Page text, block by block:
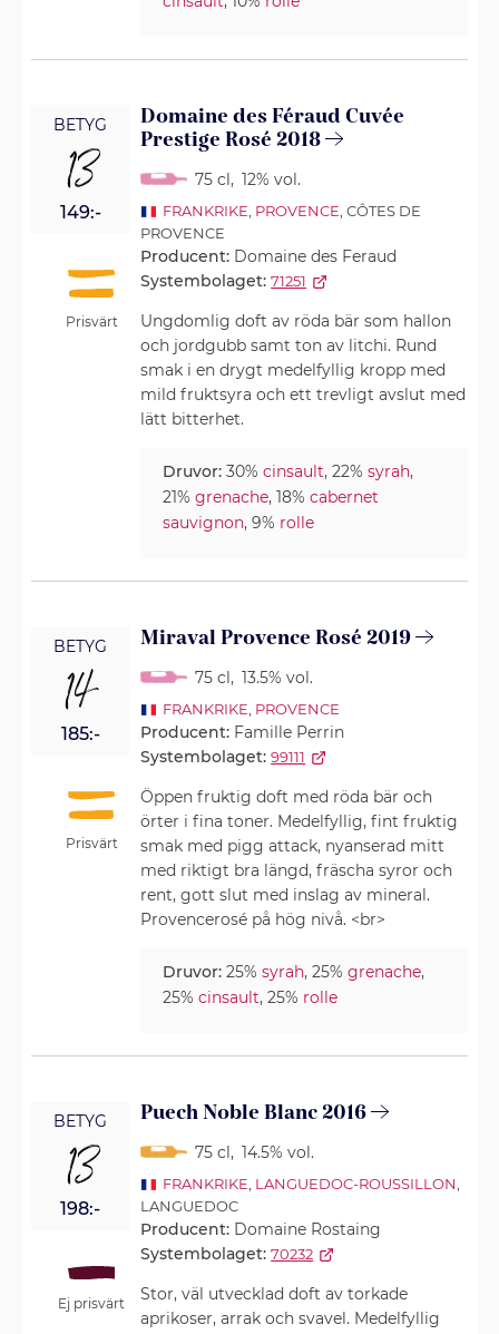
BETYG
13
149:-
Prisvärt
Domaine des Féraud Cuvée
Prestige Rosé 2018
75 cl, 12% vol.
FRANKRIKE PROVENCE , CÔTES DE
PROVENCE
Producent: Domaine des Feraud
Systembolaget: 71251
Ungdomlig doft av röda bär som hallon
och jordgubb samt ton av litchi. Rund
smak i en drygt medelfyllig kropp med
mild fruktsyra och ett trevligt avslut med
lätt bitterhet.
Druvor: 30%cinsault, 22%syrah,
21%grenache, 18%cabernet
sauvignon, 9% rolle
BETYG
14
185:-
Prisvärt
Miraval Provence Rosé 2019
75 cl, 13.5% vol.
FRANKRIKE PROVENCE
Producent: Famille Perrin
Systembolaget: 99111
Öppen fruktig doft med röda bär och
örter i fina toner. Medelfyllig, fint fruktig
smak med pigg attack, nyanserad mitt
med riktigt bra längd, fräscha syror och
rent, gott slut med inslag av mineral.
Provencerosé på hög nivå. <br>
Druvor: 25%syrah, 25%grenache,
25%cinsault, 25% rolle
BETYG
13
198:-
Ej prisvärt
Puech Noble Blanc 2016
75 cl, 14.5% vol.
FRANKRIKE LANGUEDOC-ROUSSILLON
LANGUEDOC
Producent: Domaine Rostaing
Systembolaget: 70232
Stor, väl utvecklad doft av torkade
aprikoser, arrak och svavel. Medelfyllig